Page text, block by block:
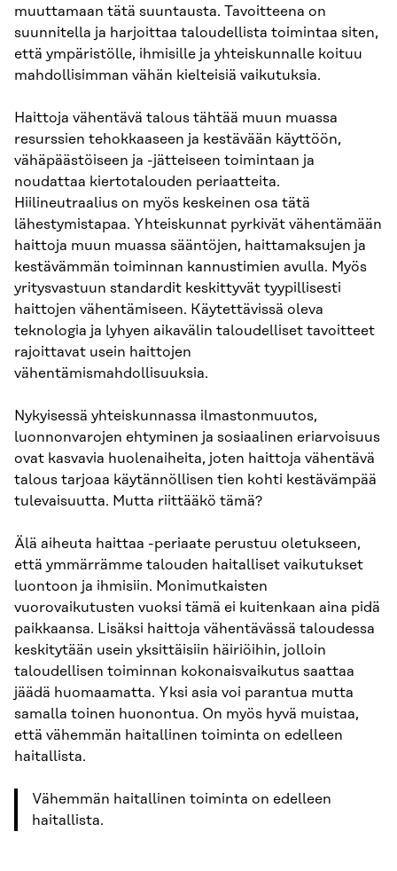
muuttamaan tätä suuntausta. Tavoitteena on
suunnitella ja harjoittaa taloudellista toimintaa siten,
että ympäristölle, ihmisille ja yhteiskunnalle koituu
mahdollisimman vähän kielteisiä vaikutuksia.
Haittoja vähentävä talous tähtää muun muassa
resurssien tehokkaaseen ja kestävään käyttöön,
vähäpäästöiseen ja -jätteiseen toimintaan ja
noudattaa kiertotalouden periaatteita.
Hiilineutraalius on myös keskeinen osa tätä
lähestymistapaa. Yhteiskunnat pyrkivät vähentämään
haittoja muun muassa sääntöjen, haittamaksujen ja
kestävämmän toiminnan kannustimien avulla. Myös
yritysvastuun standardit keskittyvät tyypillisesti
haittojen vähentämiseen. Käytettävissä oleva
teknologia ja lyhyen aikavälin taloudelliset tavoitteet
rajoittavat usein haittojen
vähentämismahdollisuuksia.
Nykyisessä yhteiskunnassa ilmastonmuutos,
luonnonvarojen ehtyminen ja sosiaalinen eriarvoisuus
ovat kasvavia huolenaiheita, joten haittoja vähentävä
talous tarjoaa käytännöllisen tien kohti kestävämpää
tulevaisuutta. Mutta riittääkö tämä?
Älä aiheuta haittaa -periaate perustuu oletukseen,
että ymmärrämme talouden haitalliset vaikutukset
luontoon ja ihmisiin. Monimutkaisten
vuorovaikutusten vuoksi tämä ei kuitenkaan aina pidä
paikkaansa. Lisäksi haittoja vähentävässä taloudessa
keskitytään usein yksittäisiin häiriöihin, jolloin
taloudellisen toiminnan kokonaisvaikutus saattaa
jäädä huomaamatta. Yksi asia voi parantua mutta
samalla toinen huonontua. On myös hyvä muistaa,
että vähemmän haitallinen toiminta on edelleen
haitallista.
Vähemmän haitallinen toiminta on edelleen
haitallista.